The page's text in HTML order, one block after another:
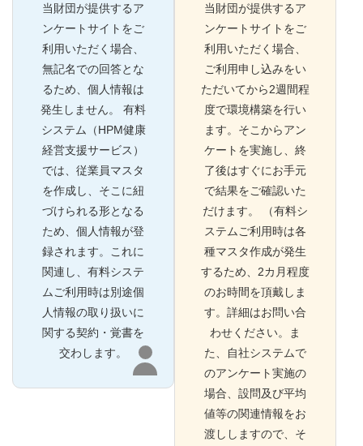
当財団が提供するア
ンケートサイトをご
利用いただく場合、
無記名での回答とな
るため、個人情報は
発生しません。 有料
システム（HPM健康
経営支援サービス）
では、従業員マスタ
を作成し、そこに紐
づけられる形となる
ため、個人情報が登
録されます。これに
関連し、有料システ
ムご利用時は別途個
人情報の取り扱いに
関する契約・覚書を
交わします。
当財団が提供するア
ンケートサイトをご
利用いただく場合、
ご利用申し込みをい
ただいてから2週間程
度で環境構築を行い
ます。そこからアン
ケートを実施し、終
了後はすぐにお手元
で結果をご確認いた
だけます。 （有料シ
ステムご利用時は各
種マスタ作成が発生
するため、2カ月程度
のお時間を頂戴しま
す。詳細はお問い合
わせください。ま
た、自社システムで
のアンケート実施の
場合、設問及び平均
値等の関連情報をお
渡ししますので、そ